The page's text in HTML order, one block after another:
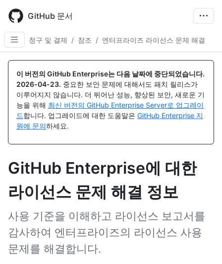
main
content
GitHub 문서
청구 및 결제 / 참조 / 엔터프라이즈 라이선스 문제 해결
이 버전의 GitHub Enterprise는 다음 날짜에 중단되었습니다.
2026-04-23. 중요한 보안 문제에 대해서도 패치 릴리스가
이루어지지 않습니다. 더 뛰어난 성능, 향상된 보안, 새로운 기
능을 위해 최신 버전의 GitHub Enterprise Server로 업그레이
드합니다. 업그레이드에 대한 도움말은 GitHub Enterprise 지
원에 문의하세요.
GitHub Enterprise에 대한
라이선스 문제 해결 정보
사용 기준을 이해하고 라이선스 보고서를
감사하여 엔터프라이즈의 라이선스 사용
문제를 해결합니다.